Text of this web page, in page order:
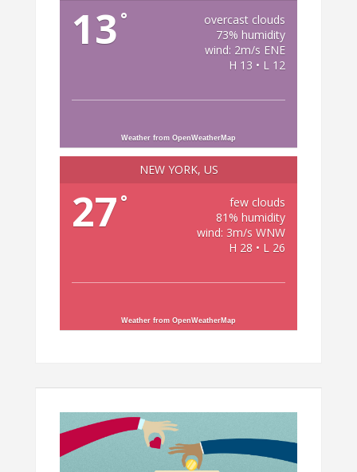
13 °
overcast clouds
73% humidity
wind: 2m/s ENE
H 13 • L 12
Weather from OpenWeatherMap
NEW YORK, US
27 °
few clouds
81% humidity
wind: 3m/s WNW
H 28 • L 26
Weather from OpenWeatherMap